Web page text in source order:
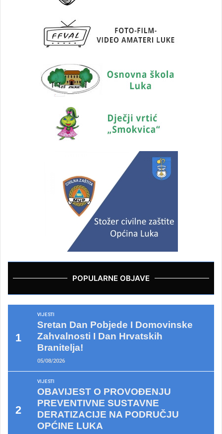
POPULARNE OBJAVE
VIJESTI
Sretan Dan Pobjede I Domovinske
Zahvalnosti I Dan Hrvatskih
Branitelja!
05/08/2026
VIJESTI
OBAVIJEST O PROVOĐENJU
PREVENTIVNE SUSTAVNE
DERATIZACIJE NA PODRUČJU
OPĆINE LUKA